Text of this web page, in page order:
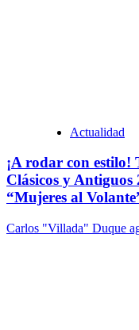
Actualidad
¡A rodar con estilo!
Clásicos y
“Mujeres al
Carlos "Villada" Duque